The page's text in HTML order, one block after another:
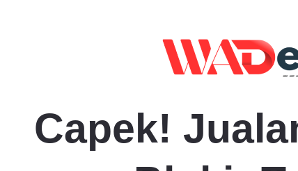
Capek!